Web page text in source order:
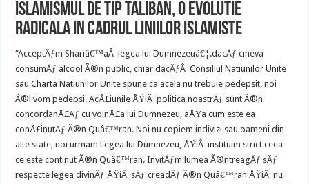
Islamismul de tip Taliban, o evolutie
radicala in cadrul liniilor islamiste
“AcceptÄƒm Shariâ€™aÂ legea lui Dumnezeuâ€¦.dacÄƒ cineva
consumÄƒ alcool Ã®n public, chiar dacÄƒÂ Consiliul Natiunilor Unite
sau Charta Natiunilor Unite spune ca acela nu trebuie pedepsit, noi
Ã®l vom pedepsi. AcÅ£iunile ÅŸiÂ politica noastrÄƒ sunt Ã®n
concordanÅ£Äƒ cu voinÅ£a lui Dumnezeu, aÅŸa cum este ea
conÅ£inutÄƒ Ã®n Quâ€™ran.Noi nu copiem indivizi sau oameni din
alte state, noi urmam Legea lui Dumnezeu, ÅŸiÂ instituim strict ceea
ce este continut Ã®n Quâ€™ran. InvitÄƒm lumea Ã®ntreagÄƒ sÄƒ
respecte legea divinÄƒ ÅŸiÂ sÄƒ creadÄƒ Ã®n Quâ€™ran ÅŸiÂ nu